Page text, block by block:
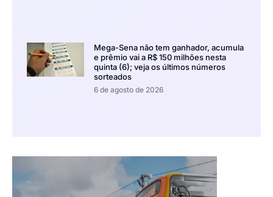
Mega-Sena não tem ganhador, acumula
e prêmio vai a R$ 150 milhões nesta
quinta (6); veja os últimos números
sorteados
6 de agosto de 2026